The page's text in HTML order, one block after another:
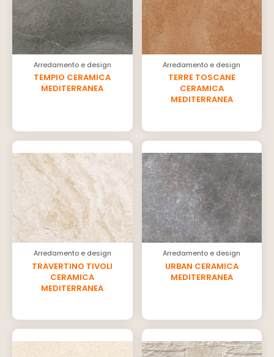
Arredamento e design
TEMPIO CERAMICA
MEDITERRANEA
Arredamento e design
TERRE TOSCANE
CERAMICA
MEDITERRANEA
Arredamento e design
TRAVERTINO TIVOLI
CERAMICA
MEDITERRANEA
Arredamento e design
URBAN CERAMICA
MEDITERRANEA